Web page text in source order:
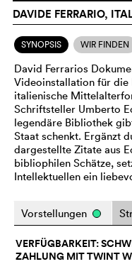
DAVIDE FERRARIO,
SYNOPSIS WIR FINDEN
David Ferrarios
Videoinstallation für die
italienische
Schriftsteller Umberto
legendäre Bibliothek
Staat schenkt. Ergänzt
dargestellte Zitate aus
bibliophilen Schätze,
Intellektuellen ein
Vorstellungen
VERFÜGBARKEIT:
ZAHLUNG MIT TWINT